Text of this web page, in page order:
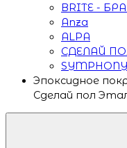
BRITE -
Anza
ALPA
СДЕЛАЙ
SYMPHONY
Эпоксидное
Сделай пол